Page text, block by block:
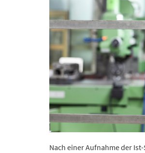
Nach einer Aufnahme der